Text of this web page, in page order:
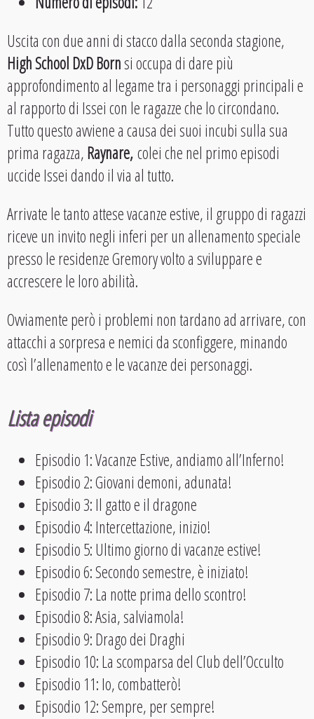
Uscita con due anni di stacco dalla seconda stagione,
High School DxD Bornsi occupa di dare più
approfondimento al legame tra i personaggi principali e
al rapporto di Issei con le ragazze che lo circondano.
Tutto questo avviene a causa dei suoi incubi sulla sua
prima ragazza,Raynare,colei che nel primo episodi
uccide Issei dando il via al tutto.
Arrivate le tanto attese vacanze estive, il gruppo di ragazzi
riceve un invito negli inferi per un allenamento speciale
presso le residenze Gremory volto a sviluppare e
accrescere le loro abilità.
Ovviamente però i problemi non tardano ad arrivare, con
attacchi a sorpresa e nemici da sconfiggere, minando
così l’allenamento e le vacanze dei personaggi.
Lista episodi
Episodio 1: Vacanze Estive, andiamo all’Inferno!
Episodio 2: Giovani demoni, adunata!
Episodio 3: Il gatto e il dragone
Episodio 4: Intercettazione, inizio!
Episodio 5: Ultimo giorno di vacanze estive!
Episodio 6: Secondo semestre, è iniziato!
Episodio 7: La notte prima dello scontro!
Episodio 8: Asia, salviamola!
Episodio 9: Drago dei Draghi
Episodio 10: La scomparsa del Club dell’Occulto
Episodio 11: Io, combatterò!
Episodio 12: Sempre, per sempre!